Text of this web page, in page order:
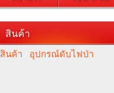
สินค้า
สินค้า อุปกรณ์ดับไฟป่า